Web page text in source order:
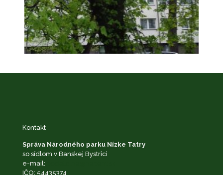
Kontakt
Správa Národného parku Nízke Tatry
so sídlom v Banskej Bystrici
e-mail:
IČO: 54435374